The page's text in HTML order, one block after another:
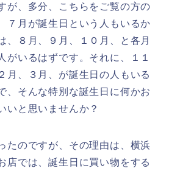
が、多分、こちらをご覧の方の
７月が誕生日という人もいるか
、８月、９月、１０月、と各月
がいるはずです。それに、１１
月、３月、が誕生日の人もいる
、そんな特別な誕生日に何かお
いと思いませんか？
たのですが、その理由は、横浜
店では、誕生日に買い物をする